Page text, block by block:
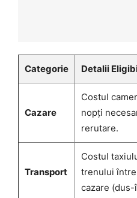
Categorie Detalii
Cazare
Costul
nopți
rerutare.
Transport
Costul
trenului
cazare